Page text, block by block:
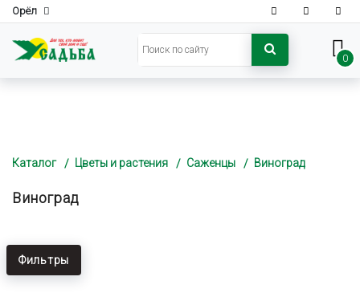
Орёл
0
Каталог Цветы и растения Саженцы Виноград
Виноград
Фильтры